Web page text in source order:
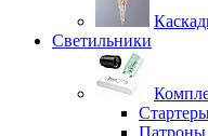
Светильники
Патроны